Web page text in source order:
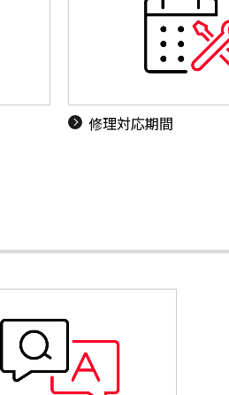
修理対応期間